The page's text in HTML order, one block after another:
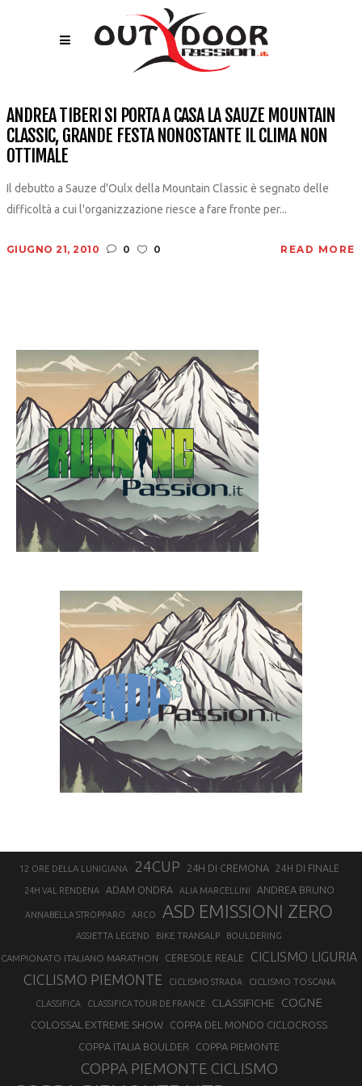
ANDREA TIBERI SI PORTA A CASA LA SAUZE MOUNTAIN
CLASSIC, GRANDE FESTA NONOSTANTE IL CLIMA NON
OTTIMALE
Il debutto a Sauze d'Oulx della Mountain Classic è segnato delle
difficoltà a cui l'organizzazione riesce a fare fronte per...
GIUGNO 21, 2010 0 0 READ MORE
12 ORE DELLA LUNIGIANA 24CUP 24H DI CREMONA 24H DI FINALE
24H VAL RENDENA ADAM ONDRA ALIA MARCELLINI ANDREA BRUNO
ANNABELLA STROPPARO ARCO ASD EMISSIONI ZERO
ASSIETTA LEGEND BIKE TRANSALP BOULDERING
CAMPIONATO ITALIANO MARATHON CERESOLE REALE CICLISMO LIGURIA
CICLISMO PIEMONTE CICLISMO STRADA CICLISMO TOSCANA
CLASSIFICA CLASSIFICA TOUR DE FRANCE CLASSIFICHE COGNE
COLOSSAL EXTREME SHOW
COPPA DEL MONDO CICLOCROSS
COPPA ITALIA BOULDER
COPPA PIEMONTE
COPPA PIEMONTE CICLISMO